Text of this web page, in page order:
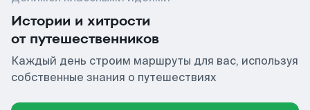
Истории и хитрости
от путешественников
Каждый день строим маршруты для вас, используя
собственные знания о путешествиях